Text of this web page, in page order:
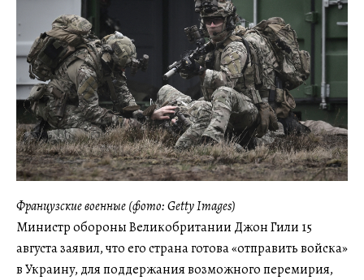
Французские военные (фото: Getty Images)
Министр обороны Великобритании Джон Гили 15
августа заявил, что его страна готова «отправить войска»
в Украину, для поддержания возможного перемирия,